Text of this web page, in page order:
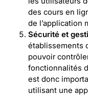
des cours en
de l’application
Sécurité et
établissements
pouvoir
fonctionnalités
est donc
utilisant une